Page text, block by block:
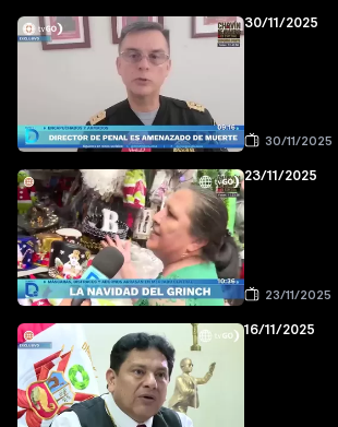
30/11/2025
30/11/2025
23/11/2025
23/11/2025
16/11/2025